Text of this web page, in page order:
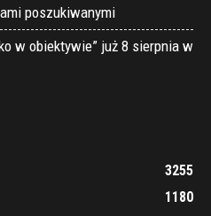
poszukiwanymi
w obiektywie” już 8 sierpnia w
3255
1180